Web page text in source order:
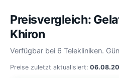
Preisvergleich:
Khiron
Verfügbar bei 6 Telekliniken.
Preise zuletzt aktualisiert: